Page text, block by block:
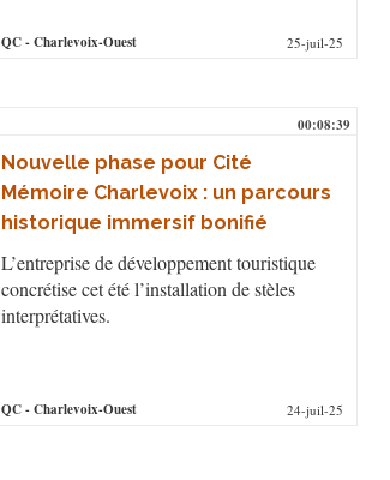
QC- Charlevoix-Ouest 25-juil-25
00:08:39
Nouvelle phase pour Cité
Mémoire Charlevoix : un parcours
historique immersif bonifié
L’entreprise de développement touristique
concrétise cet été l’installation de stèles
interprétatives.
QC- Charlevoix-Ouest 24-juil-25